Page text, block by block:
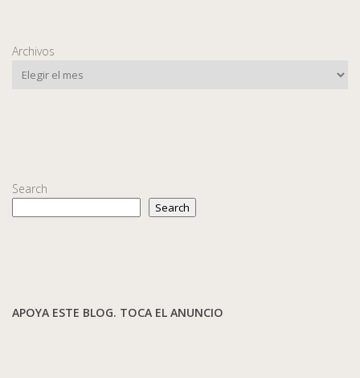
Archivos
Search
Search
APOYA ESTE BLOG. TOCA EL ANUNCIO